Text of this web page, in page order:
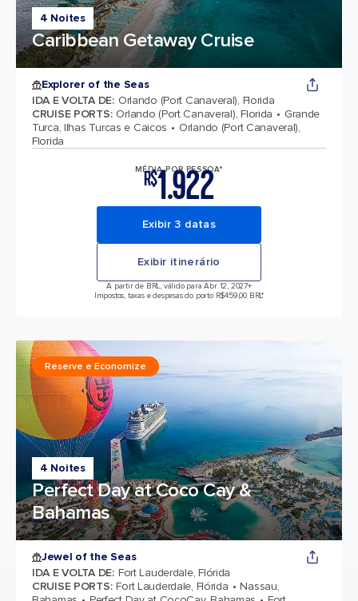
4 Noites
Caribbean Getaway Cruise
Explorer of the Seas
IDA E VOLTA DE: Orlando (Port Canaveral), Florida
CRUISE PORTS: Orlando (Port Canaveral), Florida
Grande
Turca, Ilhas Turcas e Caicos
Orlando (Port Canaveral),
Florida
MÉDIA POR PESSOA*
R$1.922
Exibir 3 datas
Exibir itinerário
A partir de BRL, válido para Abr 12, 2027+
Impostos, taxas e despesas do porto R$459,00 BRL*
4 Noites
Perfect Day at Coco Cay &
Bahamas
Reserve e Economize
Jewel of the Seas
IDA E VOLTA DE: Fort Lauderdale, Flórida
CRUISE PORTS: Fort Lauderdale, Flórida
Nassau,